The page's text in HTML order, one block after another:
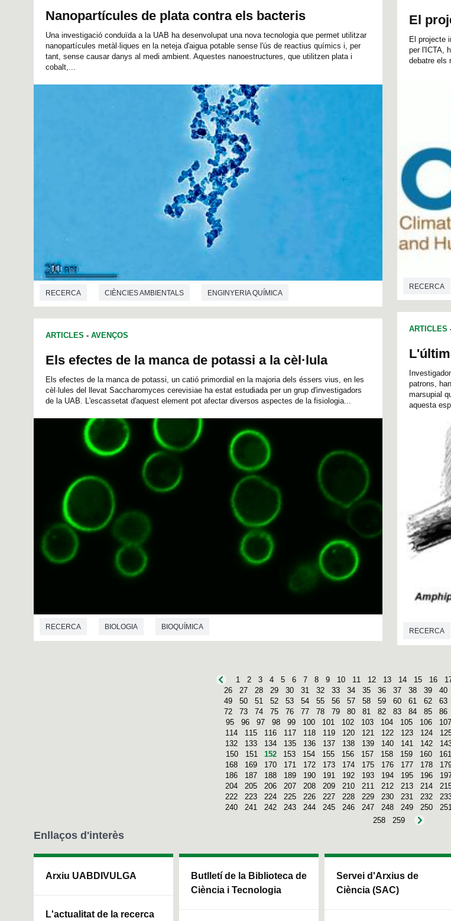
Nanopartícules de plata contra els bacteris
Una investigació conduïda a la UAB ha desenvolupat una nova tecnologia que permet utilitzar
nanopartícules metàl·liques en la neteja d'aigua potable sense l'ús de reactius químics i, per
tant, sense causar danys al medi ambient. Aquestes nanoestructures, que utilitzen plata i
cobalt,...
RECERCA CIÈNCIES AMBIENTALS ENGINYERIA QUÍMICA
ARTICLES - AVENÇOS
Els efectes de la manca de potassi a la cèl·lula
Els efectes de la manca de potassi, un catió primordial en la majoria dels éssers vius, en les
cèl·lules del llevat Saccharomyces cerevisiae ha estat estudiada per un grup d'investigadors
de la UAB. L'escassetat d'aquest element pot afectar diversos aspectes de la fisiologia...
RECERCA BIOLOGIA BIOQUÍMICA
El
El projecte
per l'ICTA,
debatre els
RECERCA
ARTICLES
patrons,
marsupial
aquesta
RECERCA
1 2 3 4 5 6 7 8 9 10 11 12 13 14 15 16
26
27 28 29 30 31 32 33 34 35 36 37 38 39 40
49
50 51 52 53 54 55 56 57 58 59 60 61 62 63
72
73 74 75 76 77 78 79 80 81 82 83 84 85 86
95
96 97 98 99 100 101 102 103 104 105 106 107
114
115 116 117 118 119 120 121 122 123 124
132
133 134 135 136 137 138 139 140 141 142
150
151 152 153 154 155 156 157 158 159 160 161
168
169 170 171 172 173 174 175 176 177 178
186
187 188 189 190 191 192 193 194 195 196
204
205 206 207 208 209 210 211 212 213 214
222
223 224 225 226 227 228 229 230 231 232
240
241 242 243 244 245 246 247 248 249 250 251
258
259
Enllaços d'interès
Arxiu UABDIVULGA
L'actualitat de la recerca
Butlletí de la Biblioteca de
Ciència i Tecnologia
Servei d'Arxius de
Ciència (SAC)